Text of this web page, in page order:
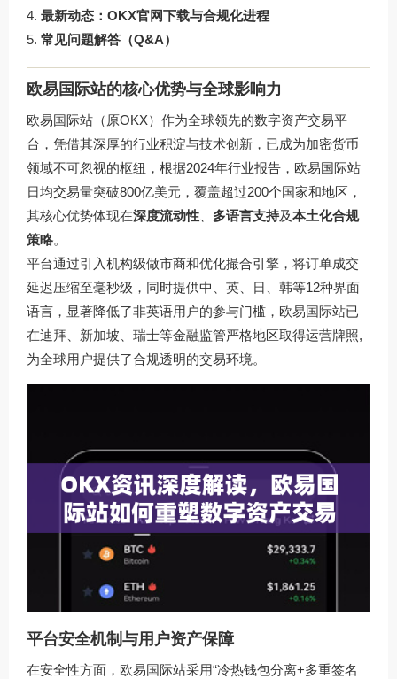
最新动态：OKX官网下载与合规化进程
常见问题解答（Q&A）
欧易国际站的核心优势与全球影响力
欧易国际站（原OKX）作为全球领先的数字资产交易平
台，凭借其深厚的行业积淀与技术创新，已成为加密货币
领域不可忽视的枢纽，根据2024年行业报告，欧易国际站
日均交易量突破800亿美元，覆盖超过200个国家和地区，
其核心优势体现在深度流动性 多语言支持及本土化合规
策略。
平台通过引入机构级做市商和优化撮合引擎，将订单成交
延迟压缩至毫秒级，同时提供中、英、日、韩等12种界面
语言，显著降低了非英语用户的参与门槛，欧易国际站已
在迪拜、新加坡、瑞士等金融监管严格地区取得运营牌照,
为全球用户提供了合规透明的交易环境。
平台安全机制与用户资产保障
在安全性方面，欧易国际站采用“冷热钱包分离+多重签名